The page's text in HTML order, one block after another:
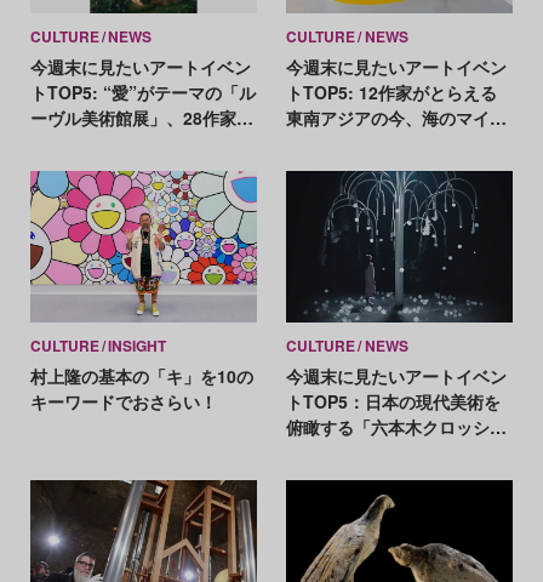
CULTURE NEWS
今週末に見たいアートイベン
トTOP5: “愛”がテーマの「ル
ーヴル美術館展」、28作家の
YOUR ART FAIR 2023」ほか
CULTURE NEWS
今週末に見たいアートイベン
トTOP5: 12作家がとらえる
東南アジアの今、海のマイク
CULTURE INSIGHT
村上隆の基本の「キ」を10の
キーワードでおさらい！
CULTURE NEWS
今週末に見たいアートイベン
トTOP5：日本の現代美術を
俯瞰する「六本木クロッシン
130点が大集結！